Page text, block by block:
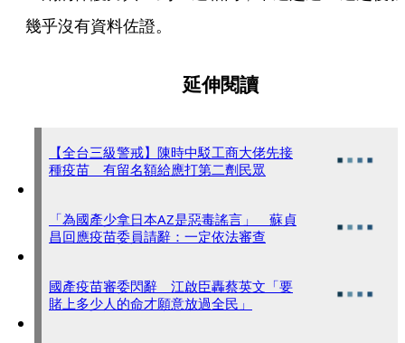
幾乎沒有資料佐證。
延伸閱讀
【全台三級警戒】陳時中駁工商大佬先接
種疫苗 有留名額給應打第二劑民眾
「為國產少拿日本AZ是惡毒謠言」 蘇貞
昌回應疫苗委員請辭：一定依法審查
國產疫苗審委閃辭 江啟臣轟蔡英文「要
賭上多少人的命才願意放過全民」